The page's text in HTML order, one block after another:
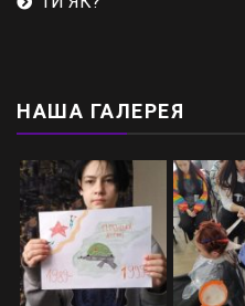
НАША ГАЛЕРЕЯ